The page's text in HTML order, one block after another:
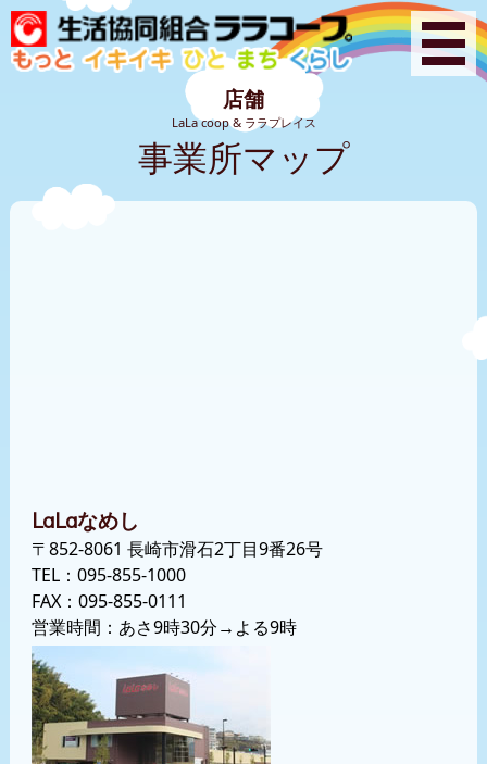
店舗
LaLa coop & ララプレイス
事業所マップ
LaLaなめし
〒852-8061 長崎市滑石2丁目9番26号
TEL： 095-855-1000
FAX：095-855-0111
営業時間：あさ9時30分→よる9時